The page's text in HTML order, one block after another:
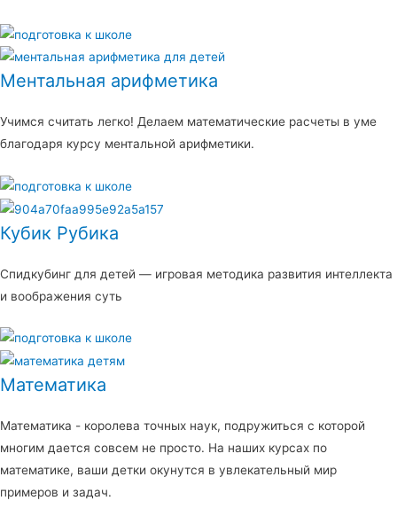
Ментальная арифметика
Учимся считать легко! Делаем математические расчеты в уме
благодаря курсу ментальной арифметики.
Кубик Рубика
Спидкубинг для детей — игровая методика развития интеллекта
и воображения суть
Математика
Математика - королева точных наук, подружиться с которой
многим дается совсем не просто. На наших курсах по
математике, ваши детки окунутся в увлекательный мир
примеров и задач.